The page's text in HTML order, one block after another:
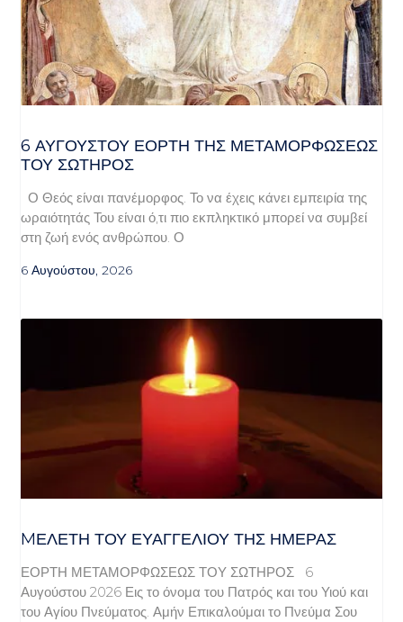
6 ΑΥΓΟΥΣΤΟΥ ΕΟΡΤΗ ΤΗΣ ΜΕΤΑΜΟΡΦΩΣΕΩΣ
ΤΟΥ ΣΩΤΗΡΟΣ
Ο Θεός είναι πανέμορφος. Το να έχεις κάνει εμπειρία της
ωραιότητάς Του είναι ό,τι πιο εκπληκτικό μπορεί να συμβεί
στη ζωή ενός ανθρώπου. Ο
6 Αυγούστου, 2026
MΕΛΈΤΗ ΤΟΥ ΕΥΑΓΓΕΛΊΟΥ ΤΗΣ ΗΜΈΡΑΣ
ΕΟΡΤΗ ΜΕΤΑΜΟΡΦΩΣΕΩΣ ΤΟΥ ΣΩΤΗΡΟΣ 6
Αυγούστου 2026 Εις το όνομα του Πατρός και του Υιού και
του Αγίου Πνεύματος. Αμήν Επικαλούμαι το Πνεύμα Σου